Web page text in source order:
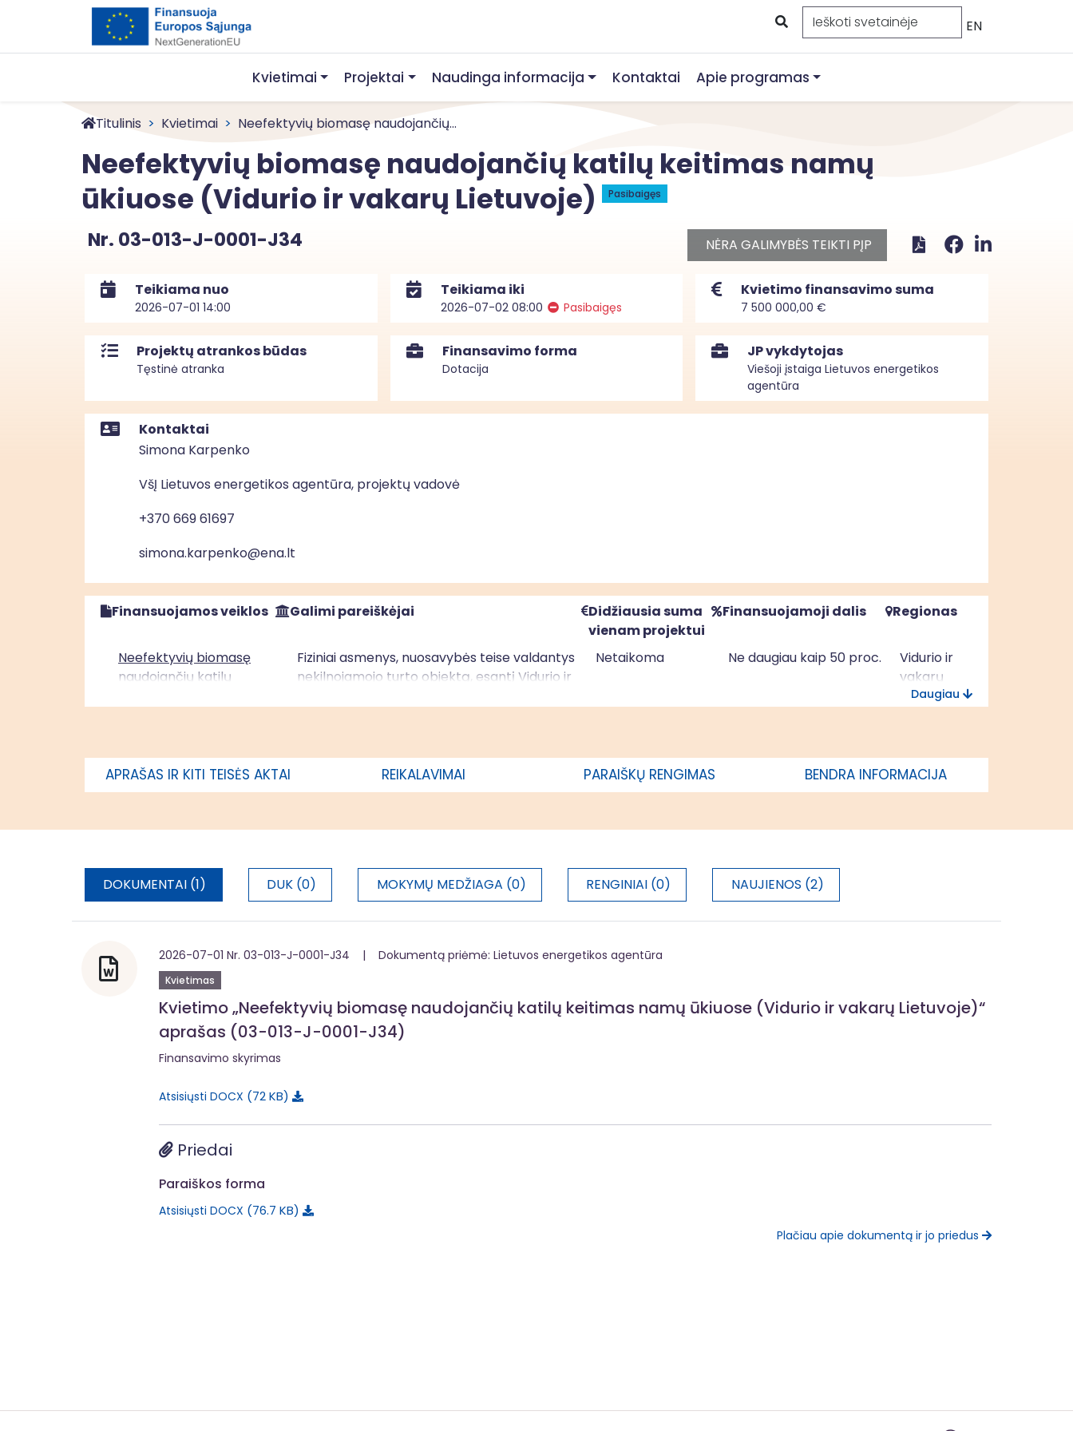
EN
Kvietimai Projektai Naudinga informacija Kontaktai Apie programas
Titulinis Kvietimai Neefektyvių biomasę naudojančių...
Neefektyvių biomasę naudojančių katilų keitimas namų
ūkiuose (Vidurio ir vakarų Lietuvoje)
Pasibaigęs
Nr. 03-013-J-0001-J34 NĖRA GALIMYBĖS TEIKTI PĮP
Teikiama nuo
2026-07-01 14:00
Teikiama iki
2026-07-02 08:00 Pasibaigęs
Kvietimo finansavimo suma
7 500 000,00 €
Projektų atrankos būdas
Tęstinė atranka
Finansavimo forma
Dotacija
JP vykdytojas
Viešoji įstaiga Lietuvos energetikos
agentūra
Kontaktai
Simona Karpenko
VšĮ Lietuvos energetikos agentūra, projektų vadovė
+370 669 61697
simona.karpenko@ena.lt
Finansuojamos veiklos Galimi pareiškėjai
Didžiausia suma
vienam projektui
Finansuojamoji dalis Regionas
Neefektyvių biomasę
naudojančių katilų
individualiuose namuose,
neprijungtuose prie CŠT
Vidurio ir Vakarų
Fiziniai asmenys, nuosavybės teise valdantys
nekilnojamojo turto objektą, esantį Vidurio ir
Sostinės regiono ir Vidurio ir vakarų Lietuvos
regiono sudarymo“.
Netaikoma Ne daugiau kaip 50 proc.
Vidurio ir
vakarų
Lietuvos
Daugiau
APRAŠAS IR KITI TEISĖS AKTAI REIKALAVIMAI PARAIŠKŲ RENGIMAS BENDRA INFORMACIJA
DOKUMENTAI (1) DUK (0) MOKYMŲ MEDŽIAGA (0) RENGINIAI (0) NAUJIENOS (2)
2026-07-01 Nr. 03-013-J-0001-J34 | Dokumentą priėmė: Lietuvos energetikos agentūra
Kvietimas
Kvietimo „Neefektyvių biomasę naudojančių katilų keitimas namų ūkiuose (Vidurio ir vakarų Lietuvoje)“
aprašas (03-013-J-0001-J34)
Finansavimo skyrimas
Atsisiųsti DOCX 72 KB
Priedai
Paraiškos forma
Atsisiųsti DOCX 76.7 KB
Plačiau apie dokumentą ir jo priedus